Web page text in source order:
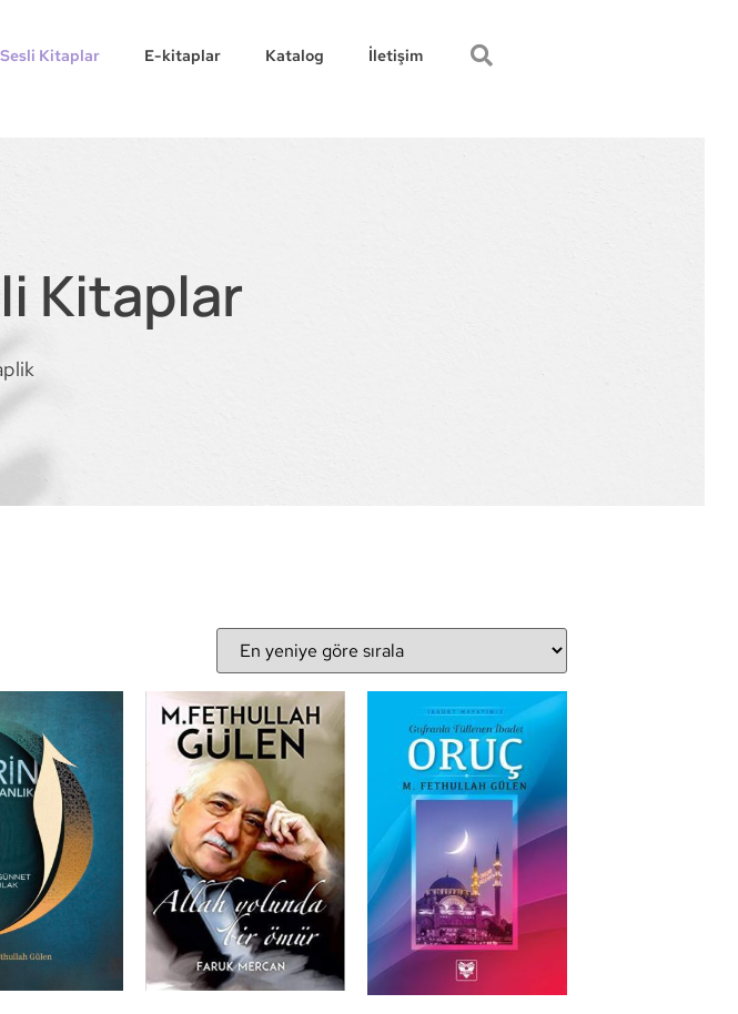
Sesli Kitaplar E-kitaplar Katalog İletişim
Kitaplar